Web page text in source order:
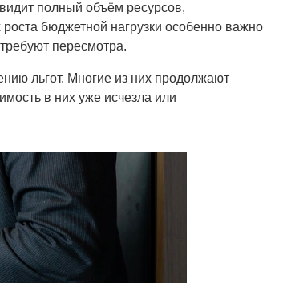
полный объём ресурсов,
бюджетной нагрузки особенно важно
пересмотра.
льгот. Многие из них продолжают
в них уже исчезла или